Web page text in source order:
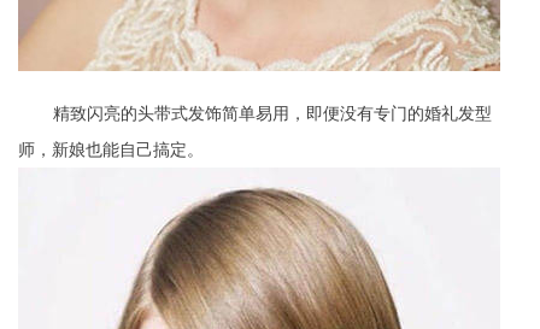
精致闪亮的头带式发饰简单易用，即便没有专门的婚礼发型
师，新娘也能自己搞定。